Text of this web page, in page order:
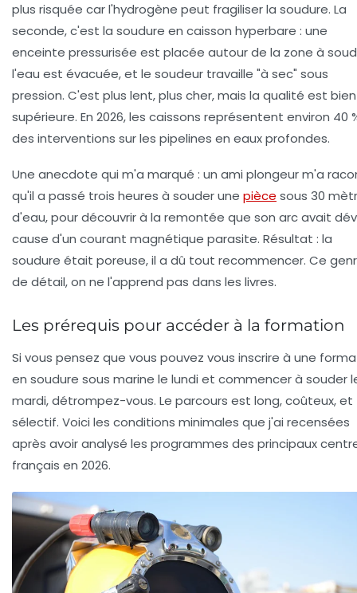
plus risquée car l'hydrogène peut fragiliser la soudure. La
seconde, c'est la soudure en caisson hyperbare : une
enceinte pressurisée est placée autour de la zone à
l'eau est évacuée, et le soudeur travaille "à sec" sous
pression. C'est plus lent, plus cher, mais la qualité est bien
supérieure. En 2026, les caissons représentent environ 40
des interventions sur les pipelines en eaux profondes.
Une anecdote qui m'a marqué : un ami plongeur m'a
qu'il a passé trois heures à souder une pièce sous 30
d'eau, pour découvrir à la remontée que son arc avait
cause d'un courant magnétique parasite. Résultat : la
soudure était poreuse, il a dû tout recommencer. Ce
de détail, on ne l'apprend pas dans les livres.
Les prérequis pour accéder à la formation
Si vous pensez que vous pouvez vous inscrire à une
en soudure sous marine le lundi et commencer à souder
mardi, détrompez-vous. Le parcours est long, coûteux, et
sélectif. Voici les conditions minimales que j'ai recensées
après avoir analysé les programmes des principaux
français en 2026.